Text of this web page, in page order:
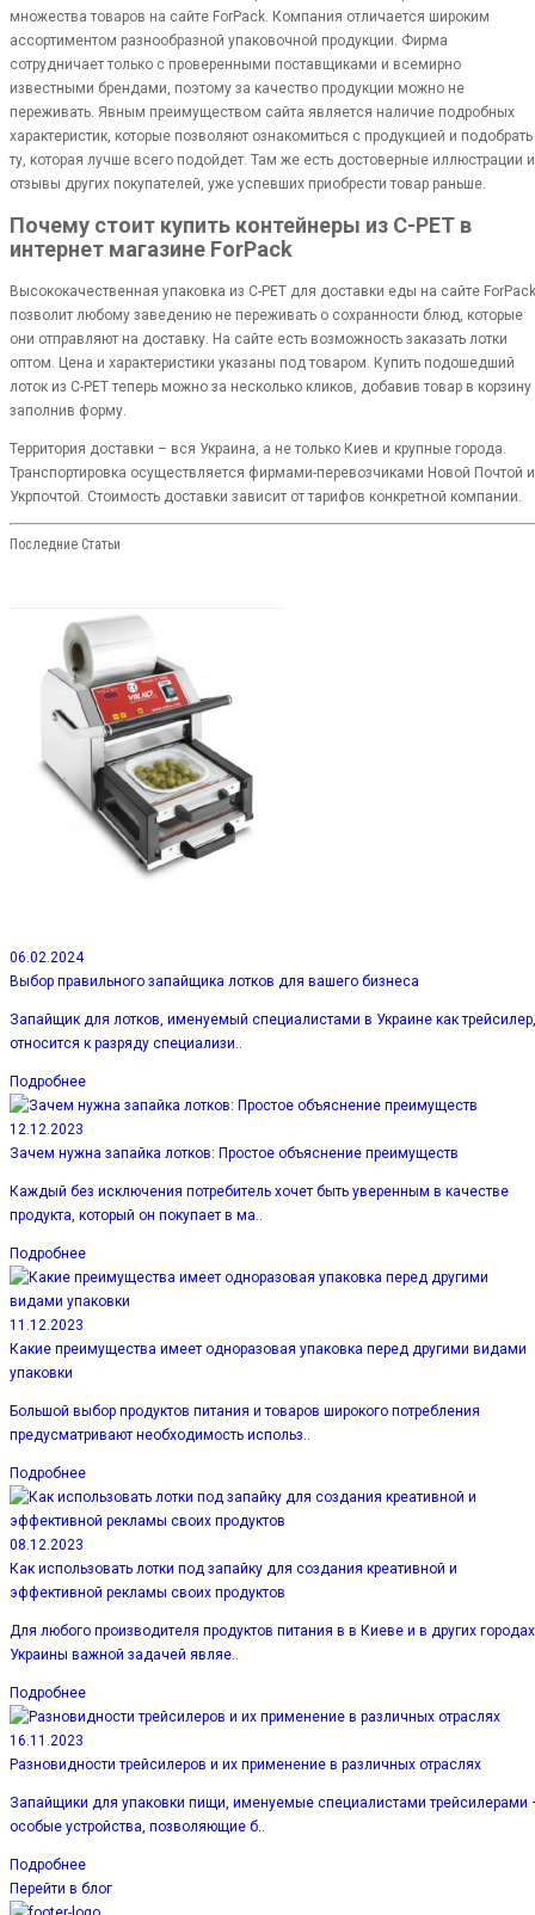
множества товаров на сайте ForPack. Компания отличается широким
ассортиментом разнообразной упаковочной продукции. Фирма
сотрудничает только с проверенными поставщиками и всемирно
известными брендами, поэтому за качество продукции можно не
переживать. Явным преимуществом сайта является наличие подробных
характеристик, которые позволяют ознакомиться с продукцией и подобрать
ту, которая лучше всего подойдет. Там же есть достоверные иллюстрации и
отзывы других покупателей, уже успевших приобрести товар раньше.
Почему стоит купить контейнеры из C-PET в
интернет магазине ForPack
Высококачественная упаковка из C-PET для доставки еды на сайте ForPack
позволит любому заведению не переживать о сохранности блюд, которые
они отправляют на доставку. На сайте есть возможность заказать лотки
оптом. Цена и характеристики указаны под товаром. Купить подошедший
лоток из C-PET теперь можно за несколько кликов, добавив товар в корзину
заполнив форму.
Территория доставки – вся Украина, а не только Киев и крупные города.
Транспортировка осуществляется фирмами-перевозчиками Новой Почтой и
Укрпочтой. Стоимость доставки зависит от тарифов конкретной компании.
Последние Статьи
06.02.2024
Выбор правильного запайщика лотков для вашего бизнеса
Запайщик для лотков, именуемый специалистами в Украине как трейсилер,
относится к разряду специализи..
Подробнее
12.12.2023
Зачем нужна запайка лотков: Простое объяснение преимуществ
Каждый без исключения потребитель хочет быть уверенным в качестве
продукта, который он покупает в ма..
Подробнее
11.12.2023
Какие преимущества имеет одноразовая упаковка перед другими видами
упаковки
Большой выбор продуктов питания и товаров широкого потребления
предусматривают необходимость использ..
Подробнее
08.12.2023
Как использовать лотки под запайку для создания креативной и
эффективной рекламы своих продуктов
Для любого производителя продуктов питания в в Киеве и в других городах
Украины важной задачей являе..
Подробнее
16.11.2023
Разновидности трейсилеров и их применение в различных отраслях
Запайщики для упаковки пищи, именуемые специалистами трейсилерами
особые устройства, позволяющие б..
Подробнее
Перейти в блог